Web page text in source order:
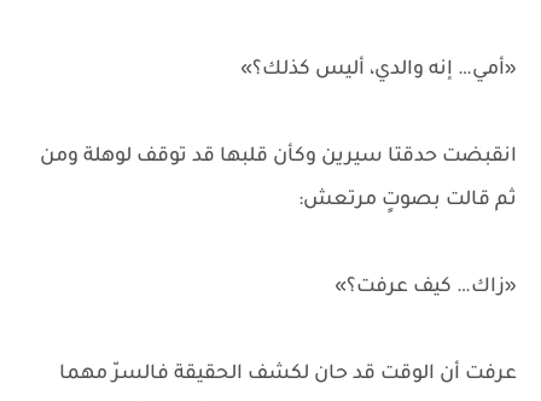
«أمي… إنه والدي، أليس كذلك؟»
انقبضت حدقتا سيرين وكأن قلبها قد توقف لوهلة ومن
ثم قالت بصوتٍ مرتعش:
«زاك… كيف عرفت؟»
عرفت أن الوقت قد حان لكشف الحقيقة فالسرّ مهما